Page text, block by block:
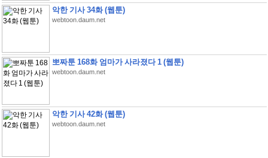
악한 기사 34화 (웹툰)
webtoon.daum.net
뽀짜툰 168화 엄마가 사라졌다 1 (웹툰)
webtoon.daum.net
악한 기사 42화 (웹툰)
webtoon.daum.net